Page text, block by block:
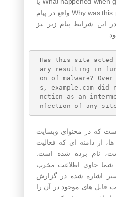
دکمه Why was this page is blocked واقع در پیام
این شرایط پیام زیر نیز
Has this site acted
ary resulting in
on of malware?
s, example.com did
nction as an
که در محتوای وبسایت
از دامنه ای که فعالیت
نام برده شده است.
شما حاوی اطلاعت مخرب
اشاره شده در گزارش
فایل های موجود در آن را